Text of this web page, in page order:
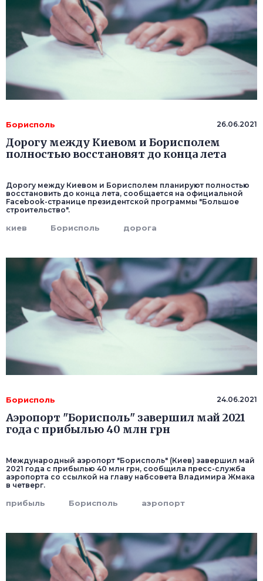
Борисполь 26.06.2021
Дорогу между Киевом и Борисполем
полностью восстановят до конца лета
Дорогу между Киевом и Борисполем планируют полностью
восстановить до конца лета, сообщается на официальной
Facebook-странице президентской программы "Большое
строительство".
киев Борисполь дорога
Борисполь 24.06.2021
Аэропорт "Борисполь" завершил май 2021
года с прибылью 40 млн грн
Международный аэропорт "Борисполь" (Киев) завершил май
2021 года с прибылью 40 млн грн, сообщила пресс-служба
аэропорта со ссылкой на главу набсовета Владимира Жмака
в четверг.
прибыль Борисполь аэропорт